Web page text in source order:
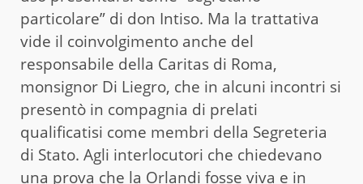
particolare” di don Intiso. Ma la trattativa
vide il coinvolgimento anche del
responsabile della Caritas di Roma,
monsignor Di Liegro, che in alcuni incontri si
presentò in compagnia di prelati
qualificatisi come membri della Segreteria
di Stato. Agli interlocutori che chiedevano
una prova che la Orlandi fosse viva e in